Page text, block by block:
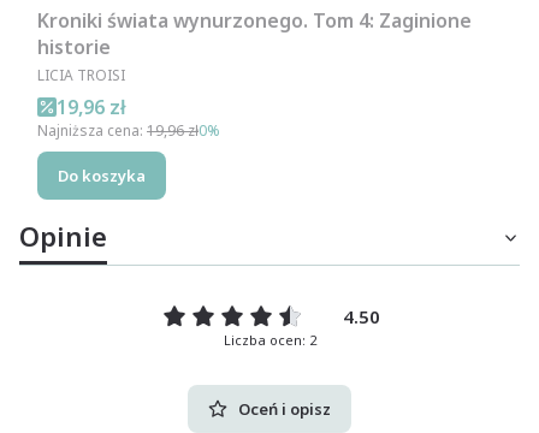
Kroniki świata wynurzonego. Tom 4: Zaginione
historie
PRODUCENT
LICIA TROISI
Cena promocyjna
19,96 zł
Najniższa cena: 19,96 zł0%
Do koszyka
Opinie
4.50
Liczba ocen: 2
Oceń i opisz